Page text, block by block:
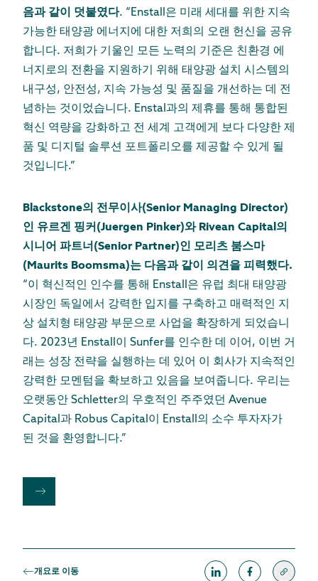
음과 같이 덧붙였다. “Enstall은 미래 세대를 위한 지속
가능한 태양광 에너지에 대한 저희의 오랜 헌신을 공유
합니다. 저희가 기울인 모든 노력의 기준은 친환경 에
너지로의 전환을 지원하기 위해 태양광 설치 시스템의
내구성, 안전성, 지속 가능성 및 품질을 개선하는 데 전
념하는 것이었습니다. Enstal과의 제휴를 통해 통합된
혁신 역량을 강화하고 전 세계 고객에게 보다 다양한 제
품 및 디지털 솔루션 포트폴리오를 제공할 수 있게 될
것입니다.”
Blackstone의 전무이사(Senior Managing Director)
인 유르겐 핑커(Juergen Pinker)와 Rivean Capital의
시니어 파트너(Senior Partner)인 모리츠 붐스마
(Maurits Boomsma)는 다음과 같이 의견을 피력했다.
“이 혁신적인 인수를 통해 Enstall은 유럽 최대 태양광
시장인 독일에서 강력한 입지를 구축하고 매력적인 지
상 설치형 태양광 부문으로 사업을 확장하게 되었습니
다. 2023년 Enstall이 Sunfer를 인수한 데 이어, 이번 거
래는 성장 전략을 실행하는 데 있어 이 회사가 지속적인
강력한 모멘텀을 확보하고 있음을 보여줍니다. 우리는
오랫동안 Schletter의 우호적인 주주였던 Avenue
Capital과 Robus Capital이 Enstall의 소수 투자자가
된 것을 환영합니다.”
개요로 이동